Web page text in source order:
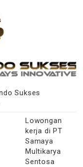
Sukses
Lowongan
kerja di PT
Samaya
Multikarya
Sentosa